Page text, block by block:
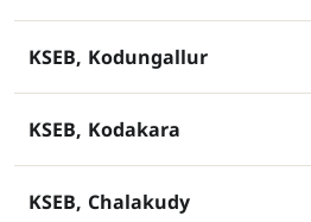
KSEB, Kodungallur
KSEB, Kodakara
KSEB, Chalakudy